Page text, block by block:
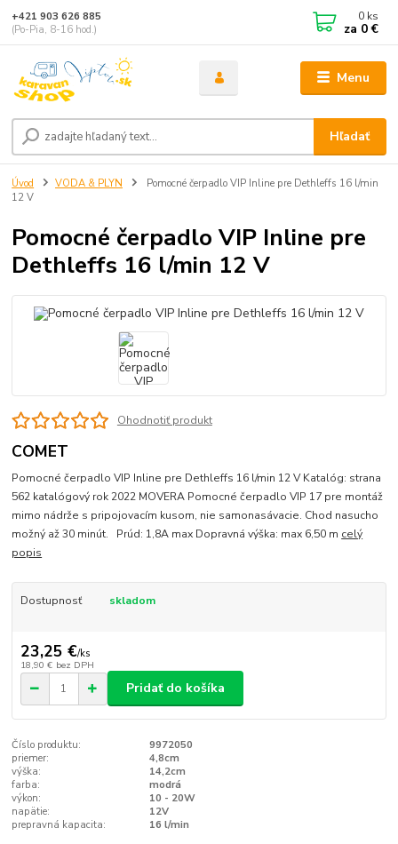
Menu
Hľadať
+421 903 626 885
(Po-Pia, 8-16 hod.)
0 ks
za 0 €
Úvod VODA & PLYN
Pomocné čerpadlo VIP Inline pre Dethleffs 16 l/min
12 V
Pomocné čerpadlo VIP Inline pre
Dethleffs 16 l/min 12 V
Ohodnotiť produkt
COMET
Pomocné čerpadlo VIP Inline pre Dethleffs 16 l/min 12 V Katalóg: strana
562 katalógový rok 2022 MOVERA Pomocné čerpadlo VIP 17 pre montáž
mimo nádrže s pripojovacím kusom, nie samonasávacie. Chod nasucho
možný až 30 minút. Prúd: 1,8A max Dopravná výška: max 6,50 m celý
popis
Dostupnosť skladom
23,25 €/ks
18,90 € bez DPH
Pridať do košíka
Číslo produktu:
9972050
priemer:
4,8cm
výška:
14,2cm
farba:
modrá
výkon:
10 - 20W
napätie:
12V
prepravná kapacita:
16 l/min